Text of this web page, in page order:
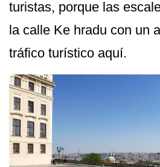
turistas, porque las
la calle Ke hradu con un
tráfico turístico aquí.